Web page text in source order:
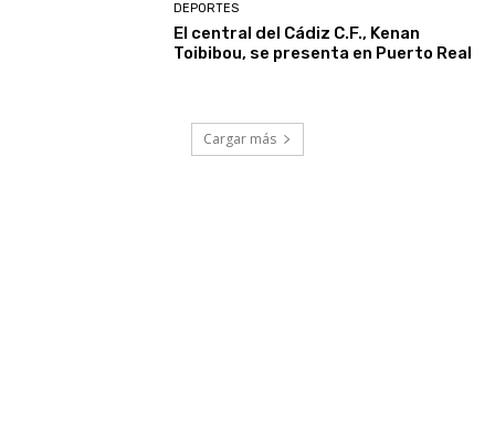
DEPORTES
El central del Cádiz C.F., Kenan
Toibibou, se presenta en Puerto Real
Cargar más